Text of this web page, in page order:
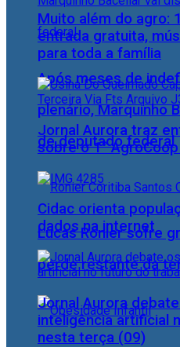
Após meses de
plenário, Marquinho
de deputado federal
Lucas Ronier sofre
perde restante da
Muito além do agro:
entrada gratuita,
para toda a família
Jornal Aurora traz
sobre o 1°
Cidac orienta
dados na internet
Jornal Aurora
inteligência artificial
nesta terça (09)